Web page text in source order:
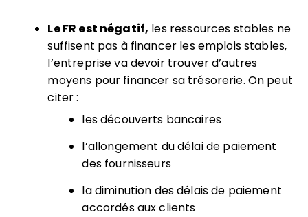
Le FR est négatif, les ressources stables ne
suffisent pas à financer les emplois stables,
l’entreprise va devoir trouver d’autres
moyens pour financer sa trésorerie. On peut
citer :
les découverts bancaires
l’allongement du délai de paiement
des fournisseurs
la diminution des délais de paiement
accordés aux clients